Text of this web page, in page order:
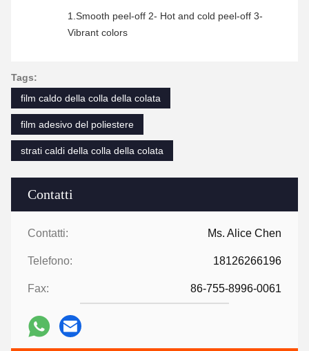
Contatti
Contatti: Ms. Alice Chen
Telefono: 18126266196
Fax: 86-755-8996-0061
1.Smooth peel-off 2- Hot and cold peel-off 3-
Vibrant colors
Tags:
film caldo della colla della colata
film adesivo del poliestere
strati caldi della colla della colata